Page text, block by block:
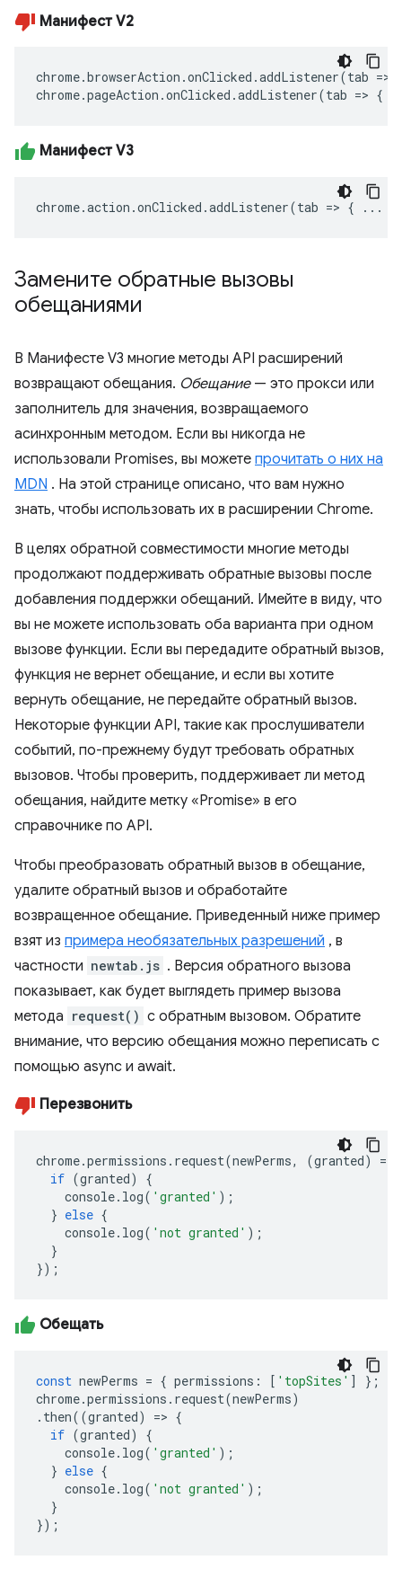
Манифест V2
chrome.browserAction .onClicked .addListener(tab =>
chrome.pageAction .onClicked .addListener(tab => {
Манифест V3
chrome.action .onClicked .addListener(tab => { ...
Замените обратные вызовы
обещаниями
В Манифесте V3 многие методы API расширений
возвращают обещания. Обещание— это прокси или
заполнитель для значения, возвращаемого
асинхронным методом. Если вы никогда не
использовали Promises, вы можете прочитать о них на
MDN . На этой странице описано, что вам нужно
знать, чтобы использовать их в расширении Chrome.
В целях обратной совместимости многие методы
продолжают поддерживать обратные вызовы после
добавления поддержки обещаний. Имейте в виду, что
вы не можете использовать оба варианта при одном
вызове функции. Если вы передадите обратный вызов,
функция не вернет обещание, и если вы хотите
вернуть обещание, не передайте обратный вызов.
Некоторые функции API, такие как прослушиватели
событий, по-прежнему будут требовать обратных
вызовов. Чтобы проверить, поддерживает ли метод
обещания, найдите метку «Promise» в его
справочнике по API.
Чтобы преобразовать обратный вызов в обещание,
удалите обратный вызов и обработайте
возвращенное обещание. Приведенный ниже пример
взят из примера необязательных разрешений , в
частности newtab.js . Версия обратного вызова
показывает, как будет выглядеть пример вызова
метода request() с обратным вызовом. Обратите
внимание, что версию обещания можно переписать с
помощью async и await.
Перезвонить
chrome.permissions . request(newPerms, (granted) =>
if (granted)
{
console. log( 'granted' );
} else {
console. log( 'not granted' );
}
});
Обещать
const newPerms = { permissions : [ 'topSites' ]
};
chrome.permissions . request(newPerms)
. then((granted) => {
if (granted)
{
console. log( 'granted' );
} else {
console. log( 'not granted' );
}
});